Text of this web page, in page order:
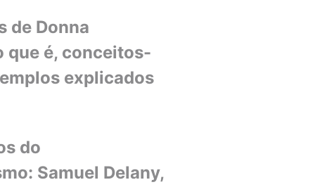
de Donna
que é, conceitos-
explicados
do
Samuel Delany,